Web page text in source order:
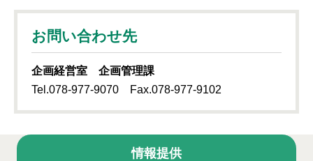
お問い合わせ先
企画経営室 企画管理課
Tel.078-977-9070 Fax.078-977-9102
情報提供